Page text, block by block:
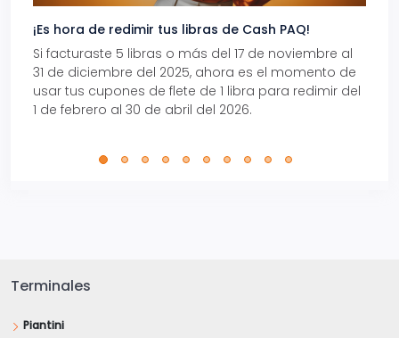
¡Es hora de redimir tus libras de Cash PAQ!
Si facturaste 5 libras o más del 17 de noviembre al
31 de diciembre del 2025, ahora es el momento de
usar tus cupones de flete de 1 libra para redimir del
1 de febrero al 30 de abril del 2026.
Terminales
Piantini